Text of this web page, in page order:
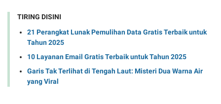
TIRING DISINI
21 Perangkat Lunak Pemulihan Data Gratis Terbaik untuk
Tahun 2025
10 Layanan Email Gratis Terbaik untuk Tahun 2025
Garis Tak Terlihat di Tengah Laut: Misteri Dua Warna Air
yang Viral